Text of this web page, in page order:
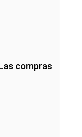
compras